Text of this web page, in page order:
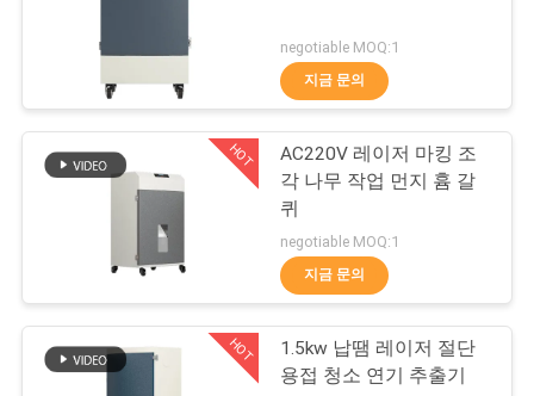
사
공
레이저 증기 갈퀴
35
31
negotiable MOQ:1
지금 문의
HOT
AC220V 레이저 마킹 조
각 나무 작업 먼지 흄 갈
퀴
negotiable MOQ:1
지금 문의
HOT
1.5kw 납땜 레이저 절단
용접 청소 연기 추출기